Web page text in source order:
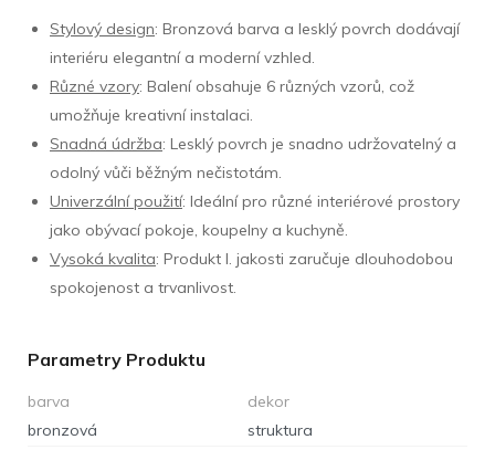
Stylový design: Bronzová barva a lesklý povrch dodávají
interiéru elegantní a moderní vzhled.
Různé vzory: Balení obsahuje 6 různých vzorů, což
umožňuje kreativní instalaci.
Snadná údržba: Lesklý povrch je snadno udržovatelný a
odolný vůči běžným nečistotám.
Univerzální použití: Ideální pro různé interiérové prostory
jako obývací pokoje, koupelny a kuchyně.
Vysoká kvalita: Produkt I. jakosti zaručuje dlouhodobou
spokojenost a trvanlivost.
Parametry Produktu
barva
bronzová
dekor
struktura